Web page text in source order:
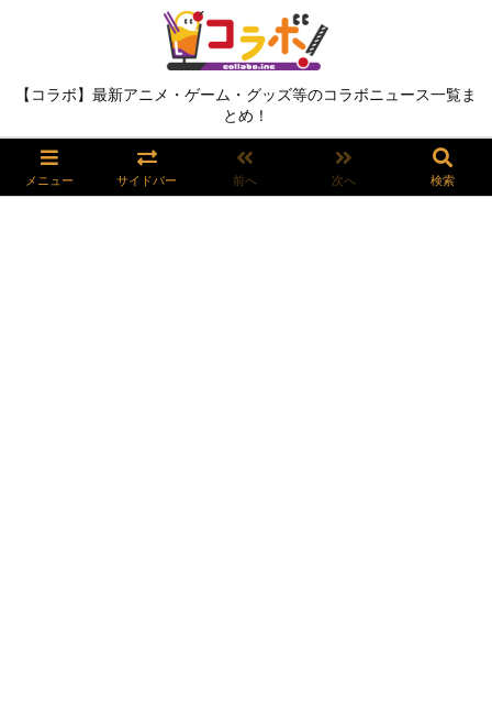
【コラボ】最新アニメ・ゲーム・グッズ等のコラボニュース一覧ま
とめ！
メニュー サイドバー 前へ 次へ 検索